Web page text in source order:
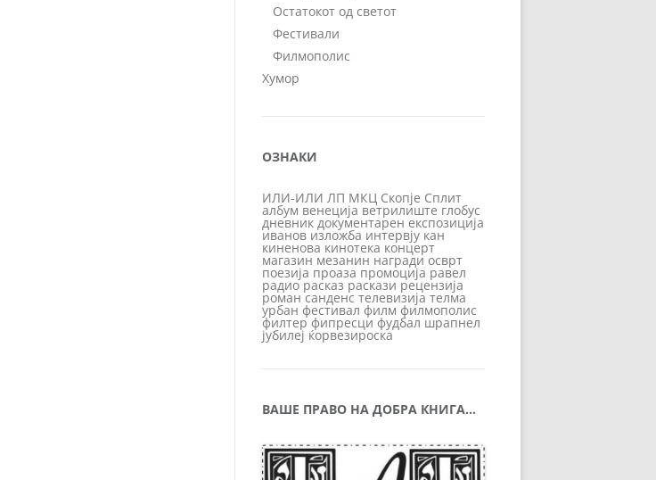
Остатокот од светот
Фестивали
Филмополис
Хумор
ОЗНАКИ
ИЛИ-ИЛИ ЛП МКЦ Скопје Сплит
албум венеција ветрилиште глобус
дневник документарен експозиција
иванов изложба интервју кан
киненова кинотека концерт
магазин мезанин награди осврт
поезија проаза промоција равел
радио расказ раскази рецензија
роман санденс телевизија телма
урбан фестивал филм филмополис
филтер фипресци фудбал шрапнел
јубилеј ќорвезироска
ВАШЕ ПРАВО НА ДОБРА КНИГА…